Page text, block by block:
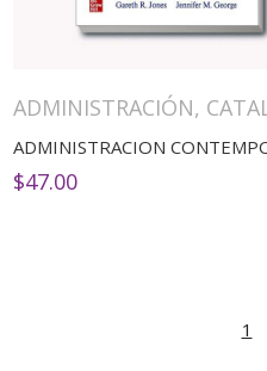
ADMINISTRACIÓN,
ADMINISTRACION
$47.00
1